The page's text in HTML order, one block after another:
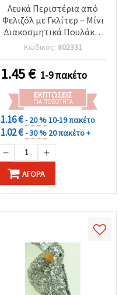
Λευκά Περιστέρια από
Φελιζόλ με Γκλίτερ – Μίνι
Διακοσμητικά Πουλάκια
για Χειροτεχνίες, 32x17
mm, Σετ 5 τεμ.
Κωδικός: 802331
1.45€ 1-9 πακέτο
ΕΚΠΤΏΣΕΙΣ
ΓΙΑ ΠΟΣΌΤΗΤΑ
1.16 €- 20 %10-19 πακέτο
1.02 €- 30 % 20 πακέτο +
ΑΓΟΡΆ